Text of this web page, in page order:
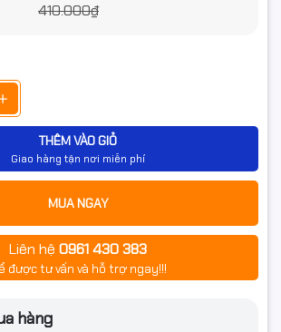
410.000₫
THÊM VÀO GIỎ
Giao hàng tận nơi miễn phí
MUA NGAY
Liên hệ 0961 430 383
được tư vấn và hỗ trợ ngay!!!
hàng